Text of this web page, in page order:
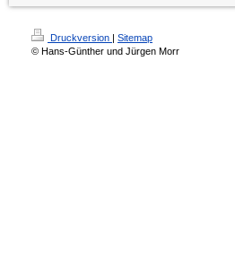
Druckversion | Sitemap
© Hans-Günther und Jürgen Morr